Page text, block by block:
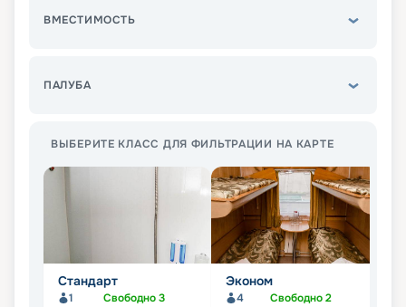
ВМЕСТИМОСТЬ
ПАЛУБА
ВЫБЕРИТЕ КЛАСС ДЛЯ ФИЛЬТРАЦИИ НА КАРТЕ
Стандарт
1 Свободно3
Эконом
4 Свободно2